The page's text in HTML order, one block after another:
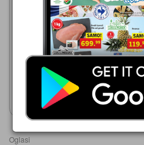
06.08.-12.08.2026
95,99 din
Dentalux Pasta za zube
Prikaži katalog
Oglasi